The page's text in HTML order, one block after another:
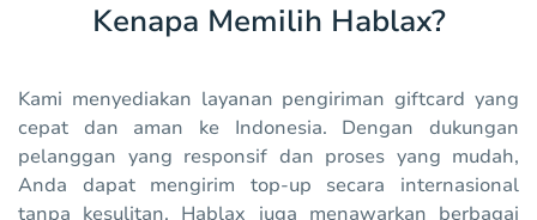
Kenapa Memilih Hablax?
Kami menyediakan layanan pengiriman giftcard yang
cepat dan aman ke Indonesia. Dengan dukungan
pelanggan yang responsif dan proses yang mudah,
Anda dapat mengirim top-up secara internasional
tanpa kesulitan. Hablax juga menawarkan berbagai